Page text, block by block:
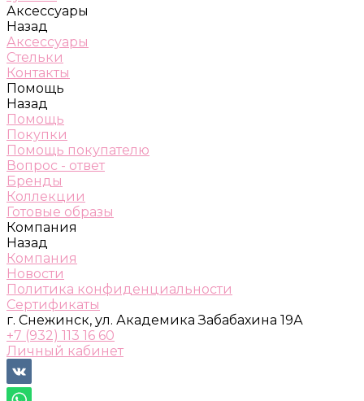
Аксессуары
Назад
Аксессуары
Стельки
Контакты
Помощь
Назад
Помощь
Покупки
Помощь покупателю
Вопрос - ответ
Бренды
Коллекции
Готовые образы
Компания
Назад
Компания
Новости
Политика конфиденциальности
Сертификаты
г. Снежинск, ул. Академика Забабахина 19А
+7 (932) 113 16 60
Личный кабинет